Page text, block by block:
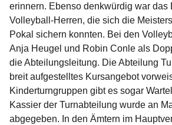
erinnern. Ebenso denkwürdig war das
Volleyball-Herren, die sich die
Pokal sichern konnten. Bei den
Anja Heugel und Robin Conle als
die Abteilungsleitung. Die Abteilung
breit aufgestelltes Kursangebot
Kinderturngruppen gibt es sogar
Kassier der Turnabteilung wurde an
abgegeben. In den Ämtern im